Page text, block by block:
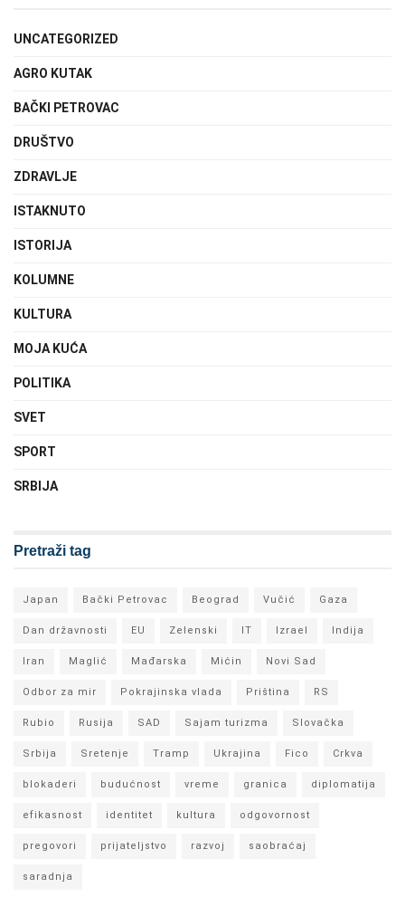
UNCATEGORIZED
AGRO KUTAK
BAČKI PETROVAC
DRUŠTVO
ZDRAVLJE
ISTAKNUTO
ISTORIJA
KOLUMNE
KULTURA
MOJA KUĆA
POLITIKA
SVET
SPORT
SRBIJA
Pretraži tag
Japan Bački Petrovac Beograd Vučić Gaza
Dan državnosti EU Zelenski IT Izrael Indija
Iran Maglić Mađarska Mićin Novi Sad
Odbor za mir Pokrajinska vlada Priština RS
Rubio Rusija SAD Sajam turizma Slovačka
Srbija Sretenje Tramp Ukrajina Fico Crkva
blokaderi budućnost vreme granica diplomatija
efikasnost identitet kultura odgovornost
pregovori prijateljstvo razvoj saobraćaj
saradnja